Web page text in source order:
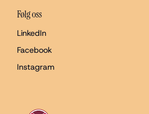
Følg oss
LinkedIn
Facebook
Instagram